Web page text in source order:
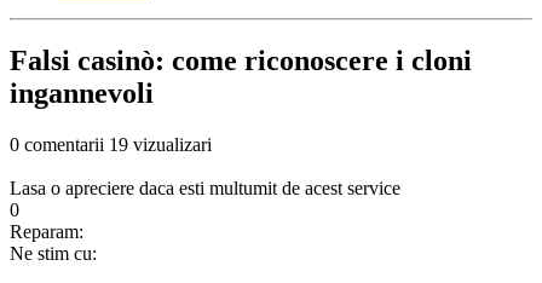
Falsi casinò: come riconoscere i cloni
ingannevoli
0 comentarii 19 vizualizari
Lasa o apreciere daca esti multumit de acest service
0
Reparam:
Ne stim cu: